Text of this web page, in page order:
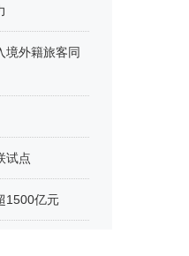
境外籍旅客同
试点
1500亿元